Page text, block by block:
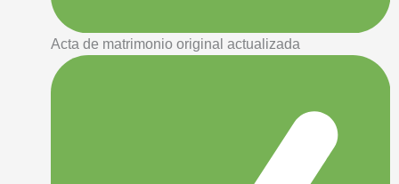
Acta de matrimonio original actualizada